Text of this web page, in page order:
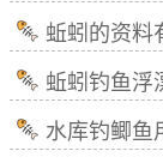
蚯蚓的资料
蚯蚓钓鱼浮
水库钓鲫鱼